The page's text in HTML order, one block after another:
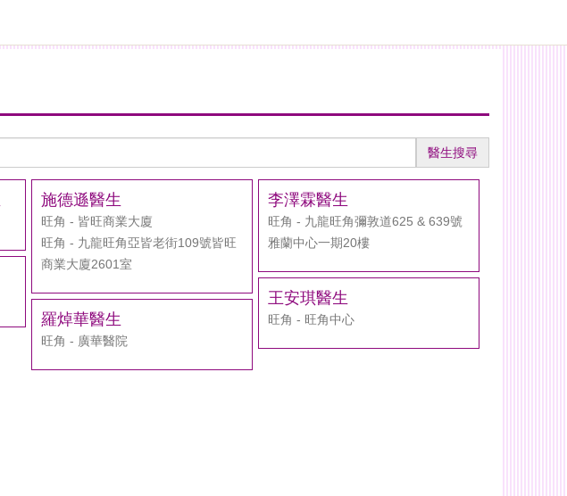
醫生搜尋
施德遜醫生
旺角 - 皆旺商業大廈
旺角 - 九龍旺角亞皆老街109號皆旺
商業大廈2601室
李澤霖醫生
旺角 - 九龍旺角彌敦道625 & 639號
雅蘭中心一期20樓
王安琪醫生
旺角 - 旺角中心
羅焯華醫生
旺角 - 廣華醫院